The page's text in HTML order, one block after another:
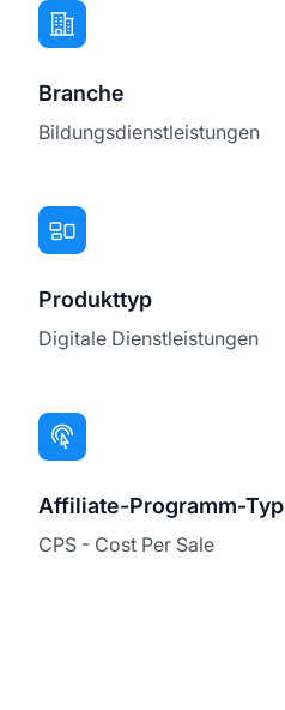
Branche
Bildungsdienstleistungen
Produkttyp
Digitale Dienstleistungen
Affiliate-Programm-Typ
CPS - Cost Per Sale